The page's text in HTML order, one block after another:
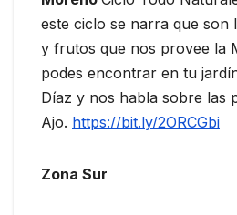
este ciclo se narra que son
y frutos que nos provee la
podes encontrar en tu
Díaz y nos habla sobre las
Ajo. https://bit.ly/2ORCGbi
Zona Sur